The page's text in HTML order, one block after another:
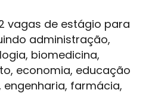
vagas de estágio para
administração,
biomedicina,
economia, educação
farmácia,